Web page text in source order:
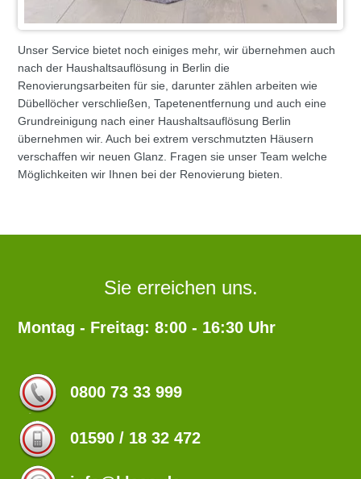
Unser Service bietet noch einiges mehr, wir übernehmen auch
nach der Haushaltsauflösung in Berlin die
Renovierungsarbeiten für sie, darunter zählen arbeiten wie
Dübellöcher verschließen, Tapetenentfernung und auch eine
Grundreinigung nach einer Haushaltsauflösung Berlin
übernehmen wir. Auch bei extrem verschmutzten Häusern
verschaffen wir neuen Glanz. Fragen sie unser Team welche
Möglichkeiten wir Ihnen bei der Renovierung bieten.
Sie erreichen uns.
Montag - Freitag: 8:00 - 16:30 Uhr
0800 73 33 999
01590 / 18 32 472